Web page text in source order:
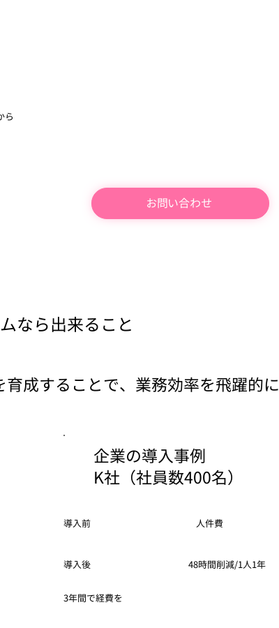
ら
お問い合わせ
なら出来ること
成することで、業務効率を飛躍的
企業の導入事例
​K社（社員数400名）
​導入前 ​人件費
​導入後 48時間削減/1人1年
3年間で経費を